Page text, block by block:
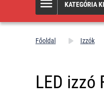
KATEGÓRIA
Főoldal Izzók
LED izzó